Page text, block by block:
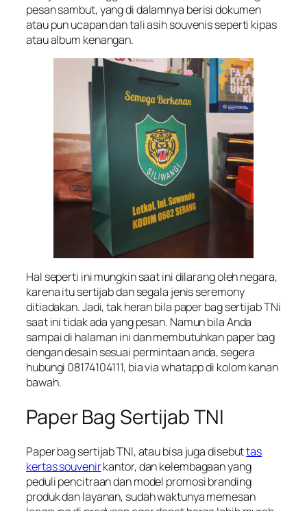
pesan sambut, yang di dalamnya berisi dokumen
atau pun ucapan dan tali asih souvenis seperti kipas
atau album kenangan.
Hal seperti ini mungkin saat ini dilarang oleh negara,
karena itu sertijab dan segala jenis seremony
ditiadakan. Jadi, tak heran bila paper bag sertijab TNi
saat ini tidak ada yang pesan. Namun bila Anda
sampai di halaman ini dan membutuhkan paper bag
dengan desain sesuai permintaan anda, segera
hubungi 08174104111, bia via whatapp di kolom kanan
bawah.
Paper Bag Sertijab TNI
Paper bag sertijab TNI, atau bisa juga disebuttas
kertas souvenirkantor, dan kelembagaan yang
peduli pencitraan dan model promosi branding
produk dan layanan, sudah waktunya memesan